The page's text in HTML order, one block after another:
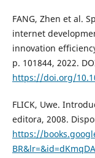
FANG, Zhen et al.
internet
innovation
p. 101844, 2022.
https://doi.org/
FLICK, Uwe.
editora, 2008.
https://